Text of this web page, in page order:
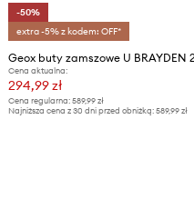
-50%
extra -5% z kodem: OFF*
Cena aktualna:
294,99 zł
Cena regularna: 589,99 zł
Najniższa cena z 30 dni przed obniżką: 589,99 zł